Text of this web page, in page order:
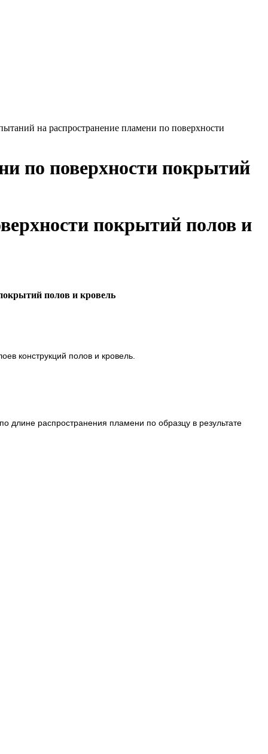
на распространение пламени по поверхности
по поверхности покрытий
покрытий полов и
полов и кровель
конструкций полов и кровель.
длине распространения пламени по образцу в результате